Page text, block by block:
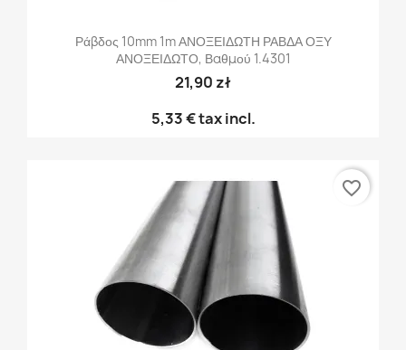
Ράβδος 10mm 1m ΑΝΟΞΕΙΔΩΤΗ ΡΑΒΔΑ ΟΞΥ
ΑΝΟΞΕΙΔΩΤΟ, Βαθμού 1.4301
21,90 zł
5,33 €tax incl.
favorite_border